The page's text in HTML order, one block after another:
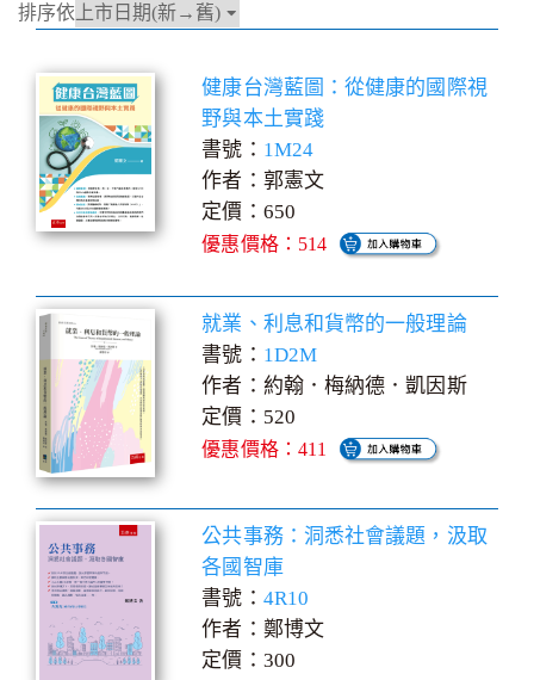
排序依
健康台灣藍圖：從健康的國際視
野與本土實踐
書號： 1M24
作者：郭憲文
定價：650
優惠價格：514
就業、利息和貨幣的一般理論
書號： 1D2M
作者：約翰．梅納德．凱因斯
定價：520
優惠價格：411
公共事務：洞悉社會議題，汲取
各國智庫
書號： 4R10
作者：鄭博文
定價：300